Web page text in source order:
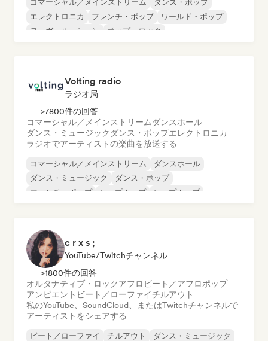
コマーシャル／メインストリーム
ダンス・ポップ
エレクトロニカ
フレンチ・ポップ
ワールド・ポップ
ヌーヴェル・シーン
ポップ・ロック
Volting radio
ラジオ局
>7800件の回答
コマーシャル／メインストリーム ダンスホール
ダンス・ミュージック ダンス・ポップエレクトロニカ
ラジオでアーティストの楽曲を放送する
コマーシャル／メインストリーム
ダンスホール
ダンス・ミュージック
ダンス・ポップ
フレンチ・ポップ
ヒップホップ
ヒップホップ
c r x s ;
YouTube/Twitchチャンネル
>1800件の回答
オルタナティブ・ロックアフロビート／アフロポップ
アンビエント ビート／ローファイチルアウト
私のYouTube、SoundCloud、またはTwitchチャンネルで
アーティストをシェアする
ビート／ローファイ チルアウト
ダンス・ミュージック